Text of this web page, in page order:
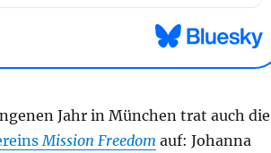
Jahr in München trat auch die
Mission Freedom auf: Johanna